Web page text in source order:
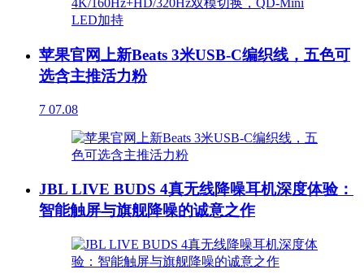
苹果官网上新Beats 3米USB-C编织线，五色可
选含主推活力粉
7 07.08
JBL LIVE BUDS 4真无线降噪耳机深度体验：
智能触屏与旗舰降噪的诚意之作